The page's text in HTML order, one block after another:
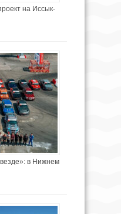
на Иссык-
в Нижнем